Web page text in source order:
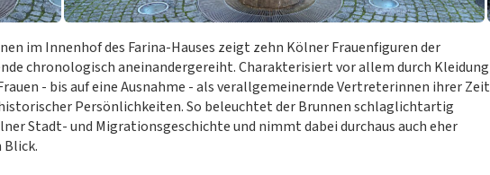
im Innenhof des Farina-Hauses zeigt zehn Kölner Frauenfiguren der
chronologisch aneinandergereiht. Charakterisiert vor allem durch Kleidung
- bis auf eine Ausnahme - als verallgemeinernde Vertreterinnen ihrer Zeit
Persönlichkeiten. So beleuchtet der Brunnen schlaglichtartig
Stadt- und Migrationsgeschichte und nimmt dabei durchaus auch eher